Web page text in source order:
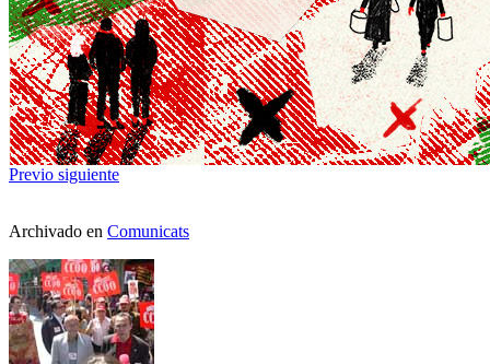
Previo siguiente
Archivado en Comunicats